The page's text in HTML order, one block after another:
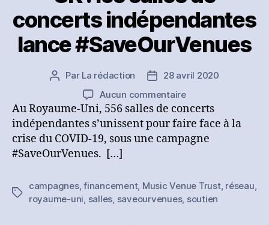
concerts indépendantes
lance #SaveOurVenues
Auteur
l’article
Par La rédaction
Date
l’article
28 avril 2020
Aucun commentairesur
UK
:
salles
indépendantes
lance
Au Royaume-Uni, 556 salles de concerts
indépendantes s’unissent pour faire face à la
crise du COVID-19, sous une campagne
#SaveOurVenues. […]
Étiquettes
campagnes,financement, Music Venue Trust, réseau
royaume-uni salles saveourvenues, soutien